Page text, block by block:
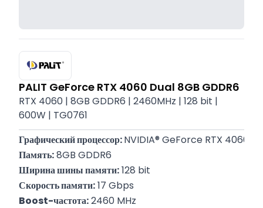
PALIT GeForce RTX 4060 Dual 8GB GDDR6
RTX 4060 | 8GB GDDR6 | 2460MHz | 128 bit |
600W | TG0761
Графический процессор: NVIDIA® GeForce RTX 4060
Память: 8GB GDDR6
Ширина шины памяти: 128 bit
Скорость памяти: 17 Gbps
Boost-частота: 2460 MHz